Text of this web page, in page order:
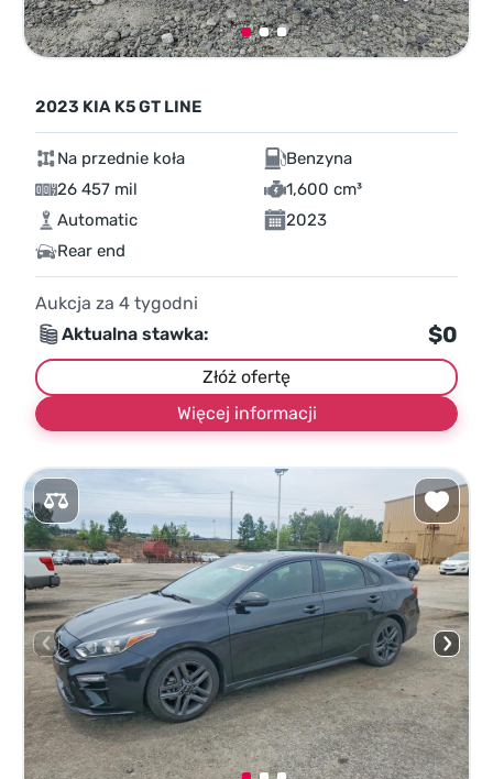
2023 KIA K5 GT LINE
Na przednie koła
Benzyna
26 457 mil
1,600 cm³
Automatic
2023
Rear end
Aukcja za 4 tygodni
Aktualna stawka:
$0
Złóż ofertę
Więcej informacji